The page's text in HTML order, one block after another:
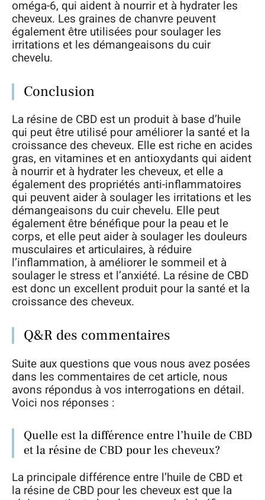
oméga-6, qui aident à nourrir et à hydrater les
cheveux. Les graines de chanvre peuvent
également être utilisées pour soulager les
irritations et les démangeaisons du cuir
chevelu.
Conclusion
La résine de CBD est un produit à base d’huile
qui peut être utilisé pour améliorer la santé et la
croissance des cheveux. Elle est riche en acides
gras, en vitamines et en antioxydants qui aident
à nourrir et à hydrater les cheveux, et elle a
également des propriétés anti-inflammatoires
qui peuvent aider à soulager les irritations et les
démangeaisons du cuir chevelu. Elle peut
également être bénéfique pour la peau et le
corps, et elle peut aider à soulager les douleurs
musculaires et articulaires, à réduire
l’inflammation, à améliorer le sommeil et à
soulager le stress et l’anxiété. La résine de CBD
est donc un excellent produit pour la santé et la
croissance des cheveux.
Q&R des commentaires
Suite aux questions que vous nous avez posées
dans les commentaires de cet article, nous
avons répondus à vos interrogations en détail.
Voici nos réponses :
Quelle est la différence entre l’huile de CBD
et la résine de CBD pour les cheveux?
La principale différence entre l’huile de CBD et
la résine de CBD pour les cheveux est que la